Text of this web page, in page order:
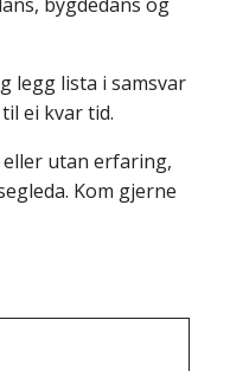
legg lista i samsvar
ei kvar tid.
eller utan erfaring,
Kom gjerne